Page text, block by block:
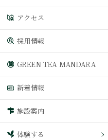
アクセス
採用情報
GREEN TEA MANDARA
新着情報
施設案内
体験する